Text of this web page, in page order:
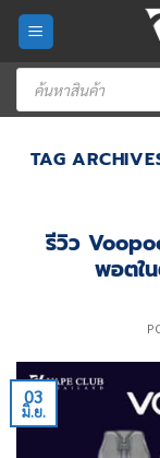
Skip
content
Products
search
TAG
รีวิว
พอตใน
03
มิ.ย.